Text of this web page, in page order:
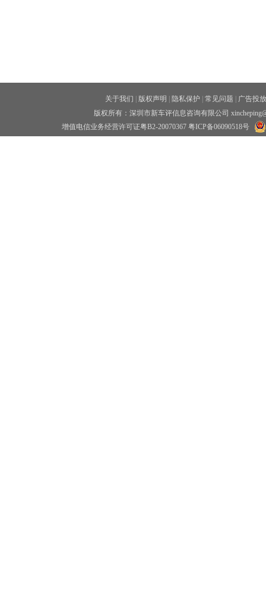
关于我们 版权声明 隐私保护 常见问题
广告投放
版权所有：深圳市新车评信息咨询有限公司
增值电信业务经营许可证粤B2-20070367 粤ICP备06090518号